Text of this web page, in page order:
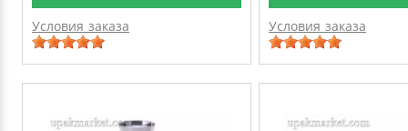
Условия заказа Условия заказа